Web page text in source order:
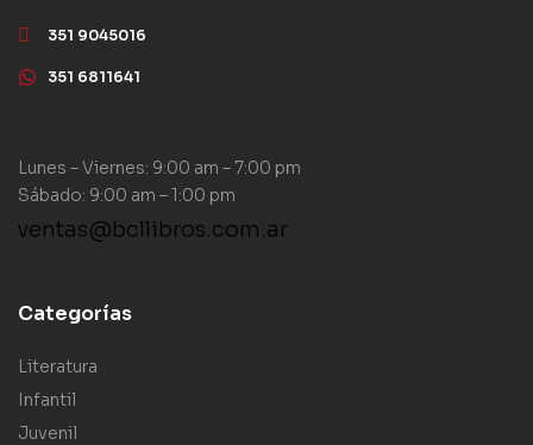
351 9045016
351 6811641
Lunes – Viernes: 9:00 am – 7:00 pm
Sábado: 9:00 am – 1:00 pm
ventas@bcllibros.com.ar
Categorías
Literatura
Infantil
Juvenil